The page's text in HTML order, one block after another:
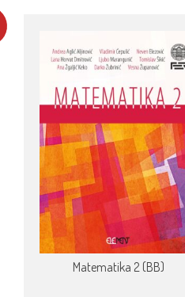
Matematika 2 (BB)